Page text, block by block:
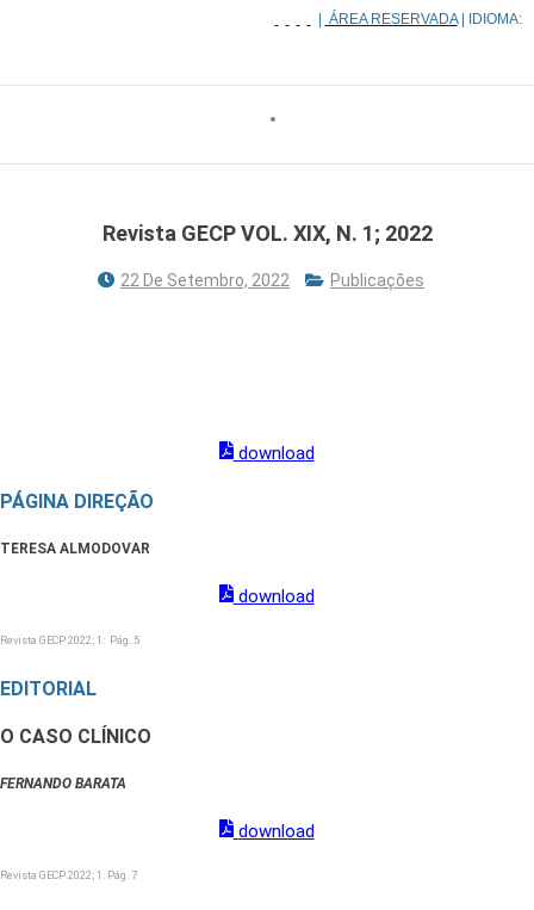
ÁREA RESERVADA| IDIOMA:
Revista GECP VOL. XIX, N. 1; 2022
22 De Setembro, 2022 Publicações
download
PÁGINA DIREÇÃO
TERESA ALMODOVAR
download
Revista GECP 2022; 1: Pág. 5
EDITORIAL
O CASO CLÍNICO
FERNANDO BARATA
download
Revista GECP 2022; 1: Pág. 7